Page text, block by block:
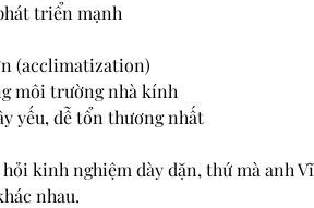
triển mạnh
(acclimatization)
môi trường nhà kính
yếu, dễ tổn thương nhất
kinh nghiệm dày dặn, thứ mà anh
nhau.